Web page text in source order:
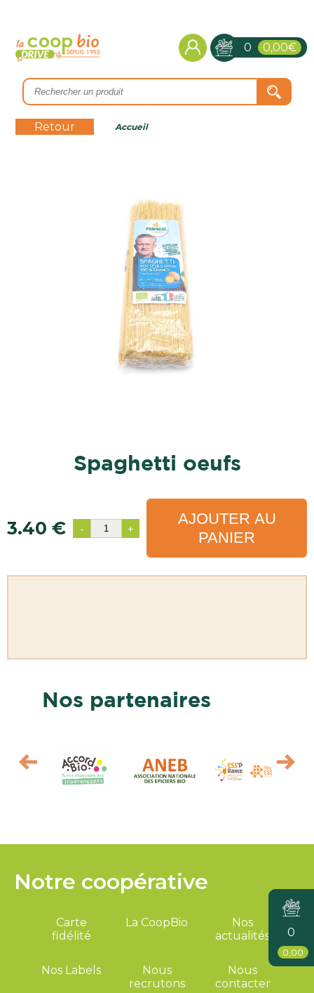
0 0,00€
Retour Accueil
0
0,00
spaghetti oeufs
3.40 € - +
AJOUTER AU
PANIER
Nos partenaires
Notre coopérative
Carte
fidélité
La CoopBio
Nos
actualités
Nos Labels
Nous
recrutons
Nous
contacter